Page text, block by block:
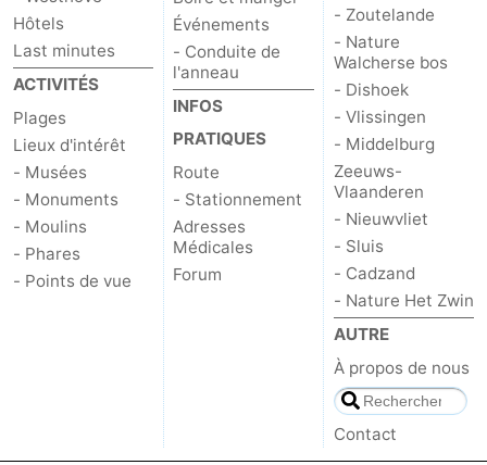
Hôtels
Last minutes
ACTIVITÉS
Plages
Lieux d'intérêt
- Musées
- Monuments
- Moulins
- Phares
- Points de vue
Événements
- Conduite de
l'anneau
INFOS
PRATIQUES
Route
- Stationnement
Adresses
Médicales
Forum
- Zoutelande
- Nature
Walcherse bos
- Dishoek
- Vlissingen
- Middelburg
Zeeuws-
Vlaanderen
- Nieuwvliet
- Sluis
- Cadzand
- Nature Het Zwin
AUTRE
À propos de nous
Contact